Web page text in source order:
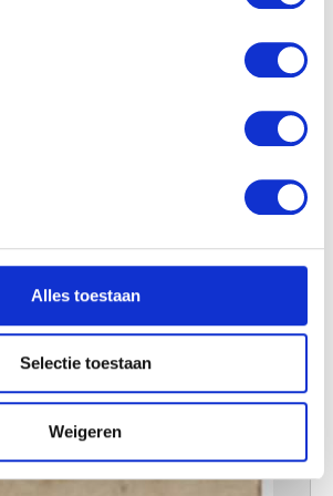
een paar meter nauwkeurig kan zijn
eigenschappen (fingerprinting)
detailgedeeltein.
op elk moment wijzigen of
om content en advertenties te
functies voor social media te bieden
te analyseren. Ook delen we
gebruik van onze site met onze
media, adverteren en analyse. Deze
van uw gebruik van hun services.
Alles toestaan
Selectie toestaan
Weigeren